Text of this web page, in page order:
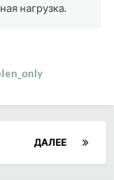
нагрузка.
ДАЛЕЕ